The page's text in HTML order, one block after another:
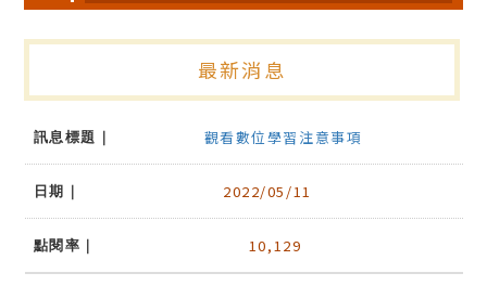
最新消息
觀看數位學習注意事項
2022/05/11
10,129